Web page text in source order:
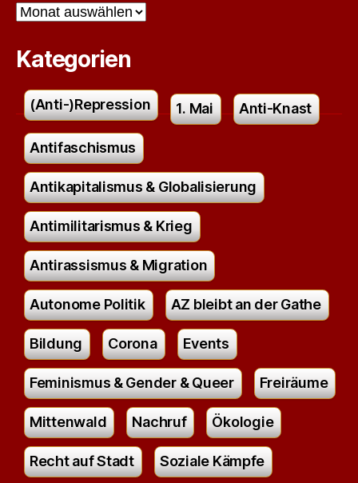
Archiv
Kategorien
(Anti-)Repression 1. Mai Anti-Knast
Antifaschismus
Antikapitalismus & Globalisierung
Antimilitarismus & Krieg
Antirassismus & Migration
Autonome Politik AZ bleibt an der Gathe
Bildung Corona Events
Feminismus & Gender & Queer Freiräume
Mittenwald Nachruf Ökologie
Recht auf Stadt Soziale Kämpfe